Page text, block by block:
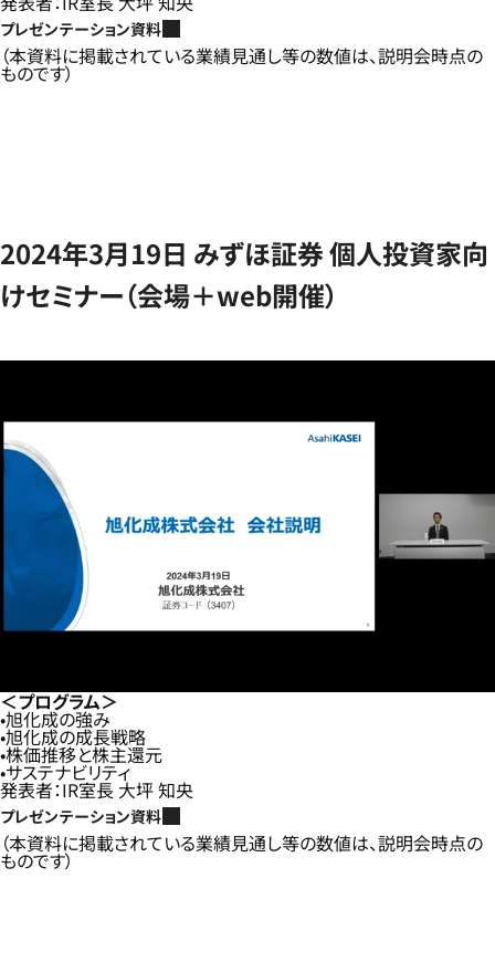
プレゼンテーション資料
（本資料に掲載されている業績見通し等の数値は、説明会時点の
ものです）
2024年3月19日 みずほ証券 個人投資家向
けセミナー（会場＋web開催）
＜プログラム＞
旭化成の強み
旭化成の成長戦略
株価推移と株主還元
サステナビリティ
発表者：IR室長 大坪 知央
プレゼンテーション資料
（本資料に掲載されている業績見通し等の数値は、説明会時点の
ものです）